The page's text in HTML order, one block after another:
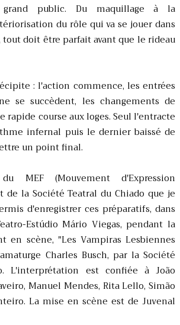
public. Du maquillage à la
du rôle qui va se jouer dans
doit être parfait avant que le rideau
: l'action commence, les entrées
se succèdent, les changements de
rapide course aux loges. Seul l'entracte
infernal puis le dernier baissé de
un point final.
MEF (Mouvement d'Expression
de la Société Teatral du Chiado que je
d'enregistrer ces préparatifs, dans
Estúdio Mário Viegas, pendant la
en scène, "Les Vampiras Lesbiennes
Charles Busch, par la Société
L'interprétation est confiée à João
Manuel Mendes, Rita Lello, Simão
La mise en scène est de Juvenal